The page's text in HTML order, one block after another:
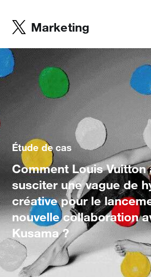
Marketing
Étude de cas
Comment Louis Vuitton
susciter une vague de
créative pour le
nouvelle collaboration
Kusama ?